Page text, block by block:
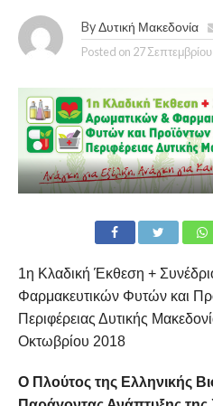
By Δυτική Μακεδονία
Posted on 27
1η Κλαδική Έκθεση +
Φαρμακευτικών Φυτών και
Περιφέρειας Δυτικής
Οκτωβρίου 2018
Ο Πλούτος της Ελληνικής